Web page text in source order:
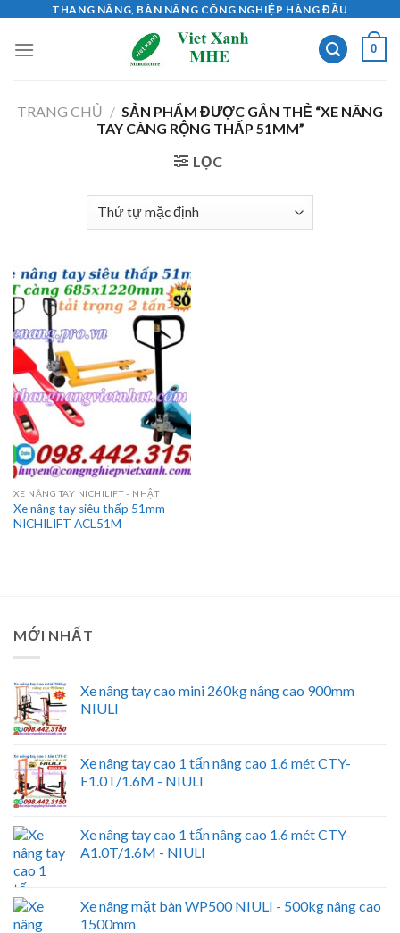
content
THANG NÂNG, BÀN NÂNG CÔNG NGHIỆP HÀNG ĐẦU
0
TRANG CHỦ / SẢN PHẨM ĐƯỢC GẮN THẺ “XE NÂNG
TAY CÀNG RỘNG THẤP 51MM”
LỌC
XE NÂNG TAY NICHILIFT - NHẬT
Xe nâng tay siêu thấp 51mm
NICHILIFT ACL51M
MỚI NHẤT
Xe nâng tay cao mini 260kg nâng cao 900mm
NIULI
Xe nâng tay cao 1 tấn nâng cao 1.6 mét CTY-
E1.0T/1.6M - NIULI
Xe nâng tay cao 1 tấn nâng cao 1.6 mét CTY-
A1.0T/1.6M - NIULI
Xe nâng mặt bàn WP500 NIULI - 500kg nâng cao
1500mm